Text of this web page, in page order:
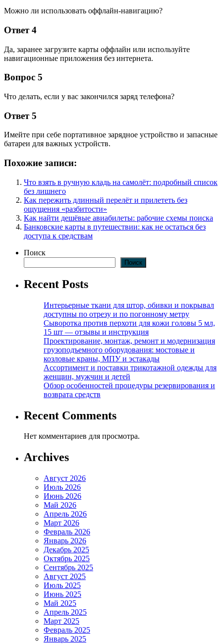
Можно ли использовать оффлайн-навигацию?
Ответ 4
Да, заранее загрузите карты оффлайн или используйте
навигационные приложения без интернета.
Вопрос 5
Что делать, если у вас закончился заряд телефона?
Ответ 5
Имейте при себе портативное зарядное устройство и запасные
батареи для важных устройств.
Похожие записи:
Что взять в ручную кладь на самолёт: подробный список
без лишнего
Как пережить длинный перелёт и прилететь без
ощущения «разбитости»
Как найти дешёвые авиабилеты: рабочие схемы поиска
Банковские карты в путешествии: как не остаться без
доступа к средствам
Поиск
Поиск
Recent Posts
Интерьерные ткани для штор, обивки и покрывал
доступны по отрезу и по погонному метру
Сыворотка против перхоти для кожи головы 5 мл,
15 шт — отзывы и инструкция
Проектирование, монтаж, ремонт и модернизация
грузоподъемного оборудования: мостовые и
козловые краны, МПУ и эстакады
Ассортимент и поставки трикотажной одежды для
женщин, мужчин и детей
Обзор особенностей процедуры резервирования и
возврата средств
Recent Comments
Нет комментариев для просмотра.
Archives
Август 2026
Июль 2026
Июнь 2026
Май 2026
Апрель 2026
Март 2026
Февраль 2026
Январь 2026
Декабрь 2025
Октябрь 2025
Сентябрь 2025
Август 2025
Июль 2025
Июнь 2025
Май 2025
Апрель 2025
Март 2025
Февраль 2025
Январь 2025